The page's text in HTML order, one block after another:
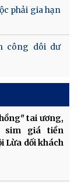
phải gia hạn
công dôi dư
tai ương,
sim giá tiền
Lừa dối khách